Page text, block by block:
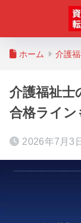
ホーム 介護
介護福祉士
合格ライン
2026年7月3